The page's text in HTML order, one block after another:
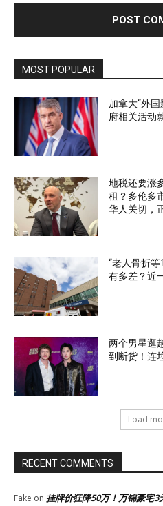
MOST POPULAR
加拿大“外
府相关活动
地税还要涨
租？多伦多
华人关切，
“老人骨折
有多差？近
两个男星逛
到断货！连
Load
RECENT COMMENTS
Fake on 挂牌价狂降50万！万锦豪宅